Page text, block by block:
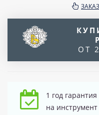
ОТ
1 год гарантия
на инструмент